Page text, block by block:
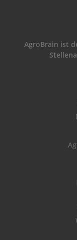
AgroBrain ist